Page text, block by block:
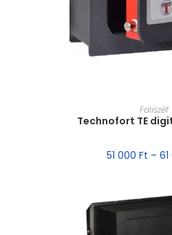
MÉRETFaliszéf
Technofort TE
51 000 Ft –